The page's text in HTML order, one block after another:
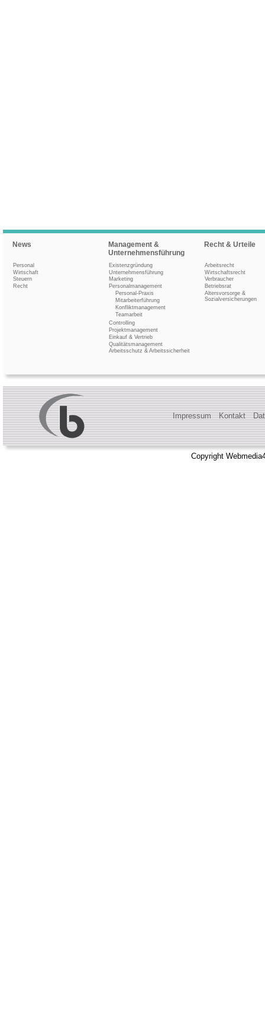
News
Personal
Wirtschaft
Steuern
Recht
Management &
Unternehmensführung
Existenzgründung
Unternehmensführung
Marketing
Personalmanagement
Personal-Praxis
Mitarbeiterführung
Konfliktmanagement
Teamarbeit
Controlling
Projektmanagement
Einkauf & Vertrieb
Qualitätsmanagement
Arbeitsschutz & Arbeitssicherheit
Recht & Urteile
Arbeitsrecht
Wirtschaftsrecht
Verbraucher
Betriebsrat
Altersvorsorge &
Sozialversicherungen
Impressum Kontakt
Copyright